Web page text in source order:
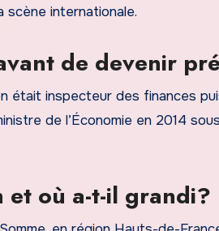
scène internationale.
de devenir
était inspecteur des finances
de l’Économie en 2014
et où a-t-il grandi?